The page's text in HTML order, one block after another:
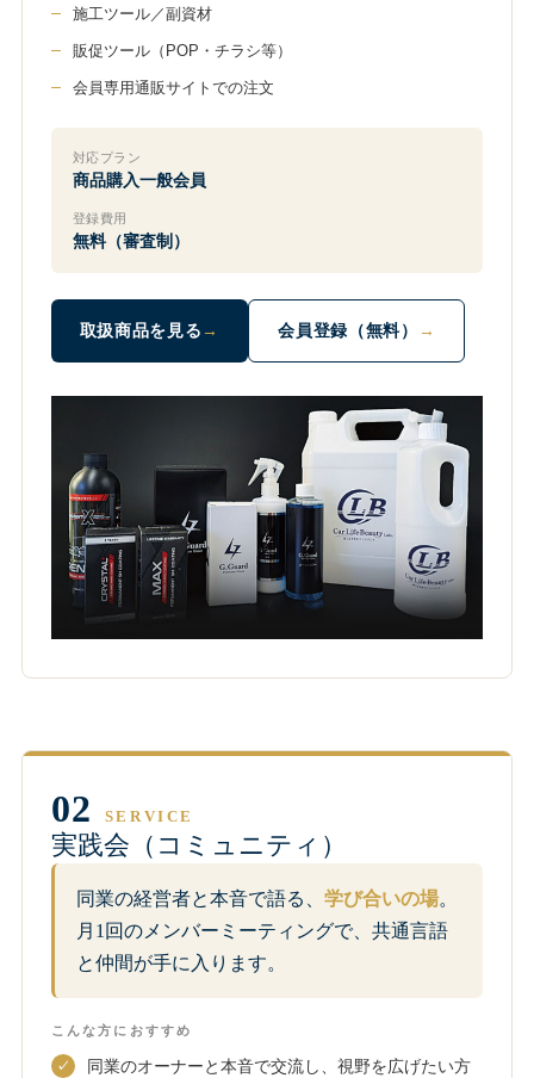
施工ツール／副資材
販促ツール（POP・チラシ等）
会員専用通販サイトでの注文
対応プラン
商品購入一般会員
登録費用
無料（審査制）
取扱商品を見る 会員登録（無料）
02 SERVICE
実践会（コミュニティ）
同業の経営者と本音で語る、 学び合いの場。
月1回のメンバーミーティングで、共通言語
と仲間が手に入ります。
こんな方におすすめ
同業のオーナーと本音で交流し、視野を広げたい方